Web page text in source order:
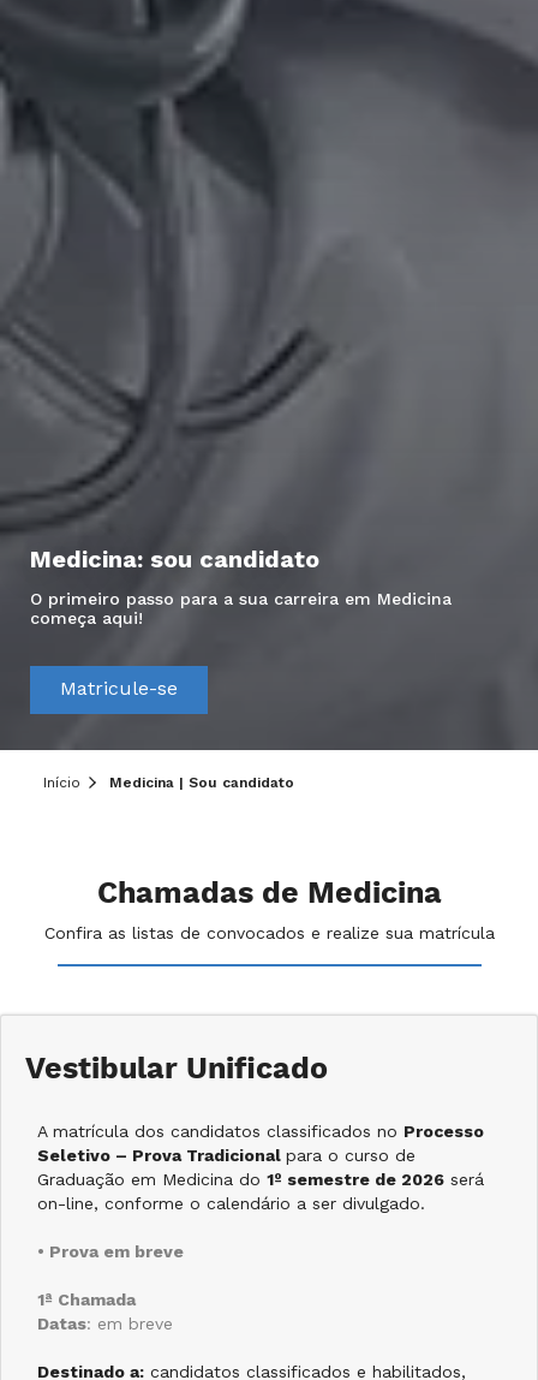
Medicina: sou candidato
O primeiro passo para a sua carreira em Medicina
começa aqui!
Matricule-se
Início Medicina | Sou candidato
Chamadas de Medicina
Confira as listas de convocados e realize sua matrícula
Vestibular Unificado
A matrícula dos candidatos classificados no Processo
Seletivo – Prova Tradicional para o curso de
Graduação em Medicina do 1º semestre de 2026 será
on-line, conforme o calendário a ser divulgado.
• Prova em breve
1ª Chamada
Datas: em breve
Destinado a: candidatos classificados e habilitados,